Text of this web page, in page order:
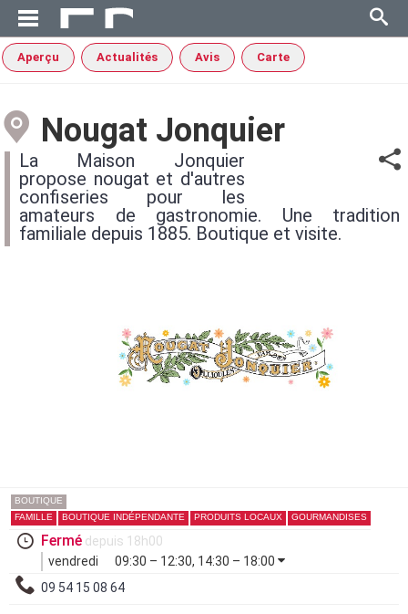
Aperçu Actualités Avis Carte
Nougat Jonquier
La Maison Jonquier
propose nougat et d'autres
confiseries pour les
amateurs de gastronomie. Une tradition
familiale depuis 1885. Boutique et visite.
BOUTIQUE
FAMILLE
BOUTIQUE INDÉPENDANTE PRODUITS LOCAUX GOURMANDISES
Fermé depuis 18h00
vendredi
09:30 – 12:30, 14:30 – 18:00
09 54 15 08 64